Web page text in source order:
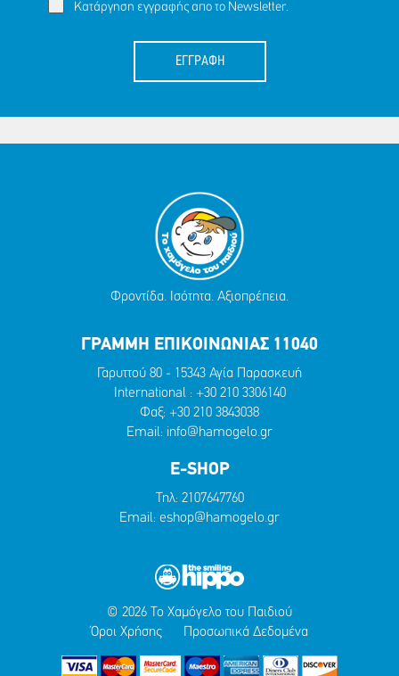
Κατάργηση εγγραφής απο το Newsletter.
ΕΓΓΡΑΦΗ
Φροντίδα. Ισότητα. Αξιοπρέπεια.
ΓΡΑΜΜΗ ΕΠΙΚΟΙΝΩΝΙΑΣ 11040
Γαρυττού 80 - 15343 Αγία Παρασκευή
International : +30 210 3306140
Φαξ: +30 210 3843038
Email: info@hamogelo.gr
E-SHOP
Τηλ: 2107647760
Email: eshop@hamogelo.gr
© 2026 Το Χαμόγελο του Παιδιού
Όροι Χρήσης
Προσωπικά Δεδομένα